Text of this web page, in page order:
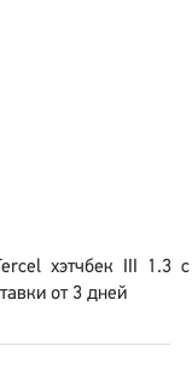
хэтчбек III 1.3 с
от 3 дней